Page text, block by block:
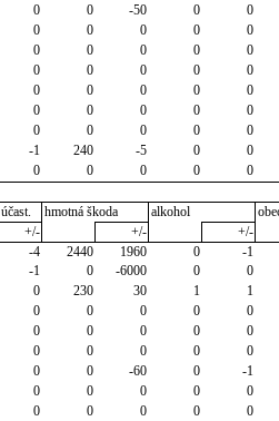
0 0 -50 0 0
0 0 0 0 0
0 0 0 0 0
0 0 0 0 0
0 0 0 0 0
0 0 0 0 0
0 0 0 0 0
-1 240 -5 0 0
0 0 0 0 0
hmotná škoda alkohol
+/- +/- +/-
-4 2440 1960 0 -1
-1 0 -6000 0 0
0 230 30 1 1
0 0 0 0 0
0 0 0 0 0
0 0 0 0 0
0 0 -60 0 -1
0 0 0 0 0
0 0 0 0 0